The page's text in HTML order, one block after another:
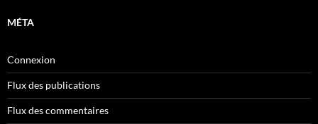
MÉTA
Connexion
Flux des publications
Flux des commentaires